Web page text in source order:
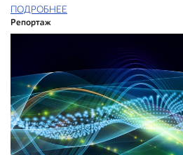
ПОДРОБНЕЕ
Репортаж